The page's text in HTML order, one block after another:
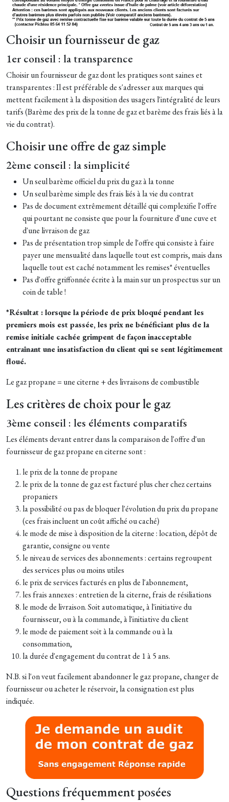
Choisir un fournisseur de gaz
1er conseil : la transparence
Choisir un fournisseur de gaz dont les pratiques sont saines et
transparentes : Il est préférable de s'adresser aux marques qui
mettent facilement à la disposition des usagers l'intégralité de leurs
tarifs (Barème des prix de la tonne de gaz et barème des frais liés à la
vie du contrat).
Choisir une offre de gaz simple
2ème conseil : la simplicité
Un seul barème officiel du prix du gaz à la tonne
Un seul barème simple des frais liés à la vie du contrat
Pas de document extrêmement détaillé qui complexifie l'offre
qui pourtant ne consiste que pour la fourniture d'une cuve et
d'une livraison de gaz
Pas de présentation trop simple de l'offre qui consiste à faire
payer une mensualité dans laquelle tout est compris, mais dans
laquelle tout est caché notamment les remises* éventuelles
Pas d'offre griffonnée écrite à la main sur un prospectus sur un
coin de table !
*Résultat : lorsque la période de prix bloqué pendant les
premiers mois est passée, les prix ne bénéficiant plus de la
remise initiale cachée grimpent de façon inacceptable
entraînant une insatisfaction du client qui se sent légitimement
floué.
Le gaz propane = une citerne + des livraisons de combustible
Les critères de choix pour le gaz
3ème conseil : les éléments comparatifs
Les éléments devant entrer dans la comparaison de l'offre d'un
fournisseur de gaz propane en citerne sont :
le prix de la tonne de propane
le prix de la tonne de gaz est facturé plus cher chez certains
propaniers
la possibilité ou pas de bloquer l'évolution du prix du propane
(ces frais incluent un coût affiché ou caché)
le mode de mise à disposition de la citerne : location, dépôt de
garantie, consigne ou vente
le niveau de services des abonnements : certains regroupent
des services plus ou moins utiles
le prix de services facturés en plus de l'abonnement,
les frais annexes : entretien de la citerne, frais de résiliations
le mode de livraison. Soit automatique, à l'initiative du
fournisseur, ou à la commande, à l'initiative du client
le mode de paiement soit à la commande ou à la
consommation,
la durée d'engagement du contrat de 1 à 5 ans.
N.B. si l'on veut facilement abandonner le gaz propane, changer de
fournisseur ou acheter le réservoir, la consignation est plus
indiquée.
Questions fréquemment posées